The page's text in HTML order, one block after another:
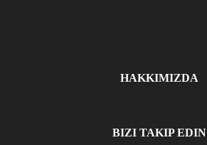
HAKKIMIZDA
BIZI TAKIP EDIN